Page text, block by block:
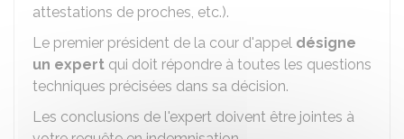
attestations de proches, etc.).
Le premier président de la cour d'appel désigne
un expert qui doit répondre à toutes les questions
techniques précisées dans sa décision.
Les conclusions de l'expert doivent être jointes à